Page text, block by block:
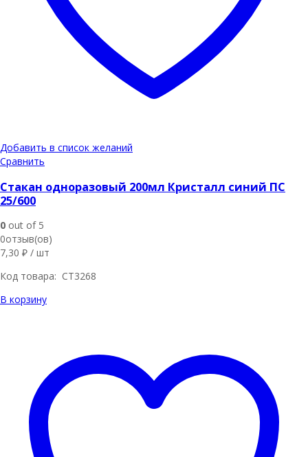
Добавить в список желаний
Сравнить
Стакан одноразовый 200мл Кристалл синий ПС
25/600
0 out of 5
0отзыв(ов)
7,30 ₽ / шт
Код товара: СТ3268
В корзину